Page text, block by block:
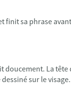
finit sa phrase
doucement. La tête
sur le visage.